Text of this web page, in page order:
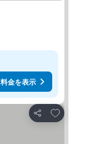
料金を表示
シェア
お気に入りに追加